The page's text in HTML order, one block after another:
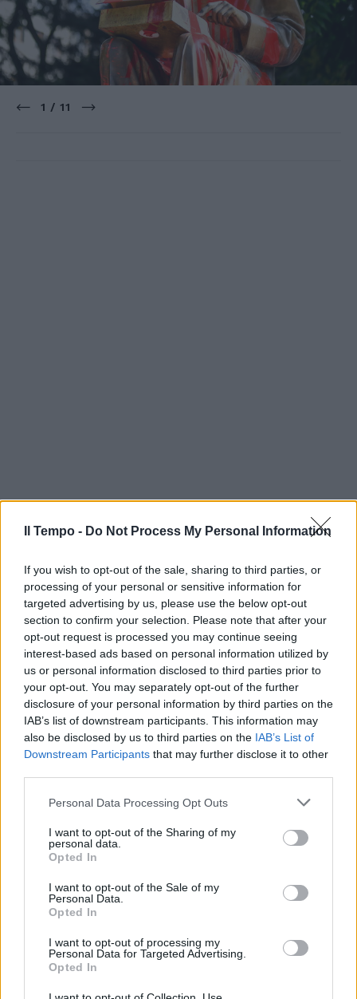
Il Tempo - Do Not Process My Personal Information
If you wish to opt-out of the sale, sharing to third parties, or
processing of your personal or sensitive information for
targeted advertising by us, please use the below opt-out
section to confirm your selection. Please note that after your
opt-out request is processed you may continue seeing
interest-based ads based on personal information utilized by
us or personal information disclosed to third parties prior to
your opt-out. You may separately opt-out of the further
disclosure of your personal information by third parties on the
IAB’s list of downstream participants. This information may
also be disclosed by us to third parties on the IAB’s List of
Downstream Participants that may further disclose it to other
Personal Data Processing Opt Outs
I want to opt-out of the Sharing of my
personal data.
Opted In
I want to opt-out of the Sale of my
Personal Data.
Opted In
I want to opt-out of processing my
Personal Data for Targeted Advertising.
Opted In
1 / 11